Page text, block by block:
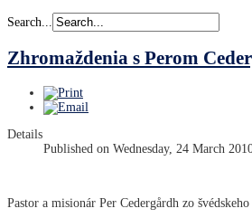
Search...
Zhromaždenia s Perom
Details
Published on Wednesday, 24 March
Pastor a misionár Per Cedergårdh zo